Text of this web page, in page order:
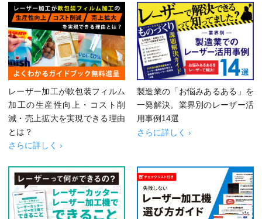
レーザー加工が軟包装フィルム
加工の生産性向上・コスト削
減・売上拡大を実現できる理由
とは？
さらに詳しく ›
製造業の「お悩みあるある」を
一発解決。業界別のレーザー活
用事例14選
さらに詳しく ›